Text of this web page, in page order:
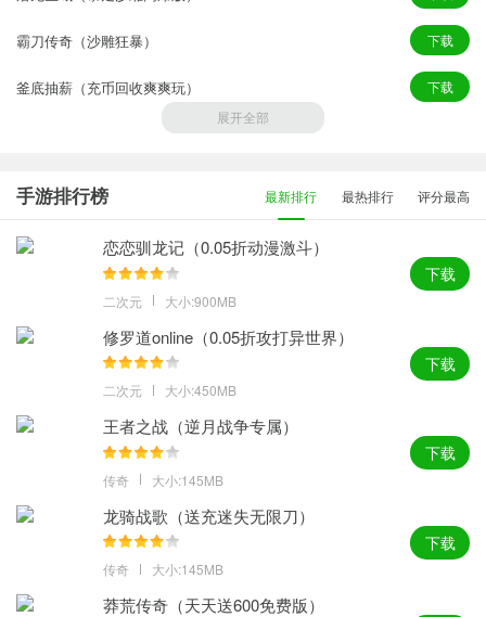
霸刀传奇（沙雕狂暴） 下载
釜底抽薪（充币回收爽爽玩） 下载
神仙online（传奇沉默古镇） 下载
展开全部
手游排行榜 最新排行 最热排行 评分最高
恋恋驯龙记（0.05折动漫激斗）
二次元 大小:900MB
下载
修罗道online（0.05折攻打异世界）
二次元 大小:450MB
下载
王者之战（逆月战争专属）
传奇 大小:145MB
下载
龙骑战歌（送充迷失无限刀）
传奇 大小:145MB
下载
莽荒传奇（天天送600免费版）